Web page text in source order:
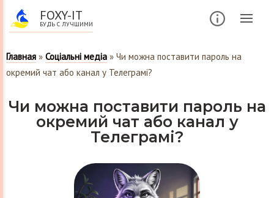
FOXY-IT
БУДЬ С ЛУЧШИМИ
Главная » Соціальні медіа » Чи можна поставити пароль на
окремий чат або канал у Телеграмі?
Чи можна поставити пароль на
окремий чат або канал у
Телеграмі?